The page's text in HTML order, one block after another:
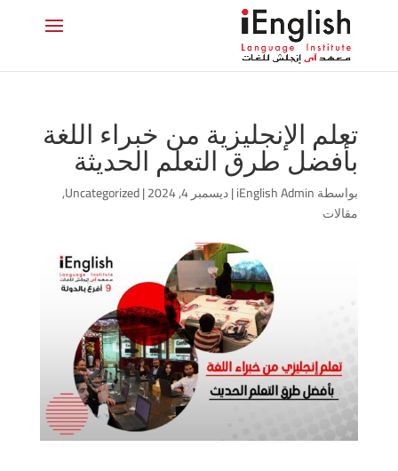
تعلم الإنجليزية من خبراء اللغة
بأفضل طرق التعلم الحديثة
بواسطةiEnglish Admin
|ديسمبر 4, 2024 |
Uncategorized
,
مقالات